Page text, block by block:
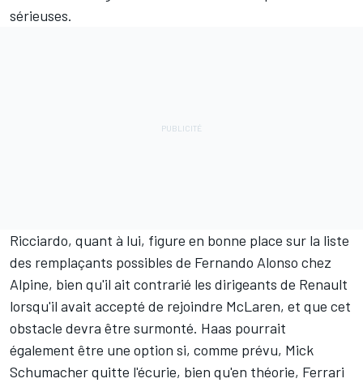
sérieuses.
Ricciardo, quant à lui, figure en bonne place sur la liste
des remplaçants possibles de Fernando Alonso chez
Alpine, bien qu'il ait contrarié les dirigeants de Renault
lorsqu'il avait accepté de rejoindre McLaren, et que cet
obstacle devra être surmonté. Haas pourrait
également être une option si, comme prévu, Mick
Schumacherquitte l'écurie, bien qu'en théorie, Ferrari